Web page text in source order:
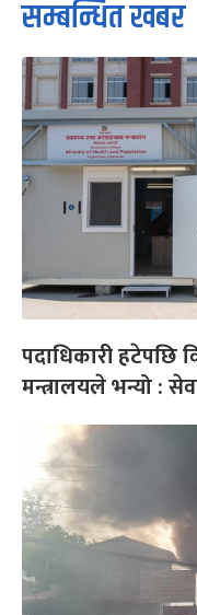
सम्बन्धित खबर
पदाधिकारी हटेपछि
मन्त्रालयले भन्यो :